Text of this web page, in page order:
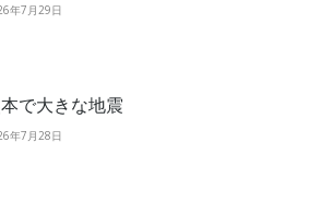
年7月29日
で大きな地震
年7月28日